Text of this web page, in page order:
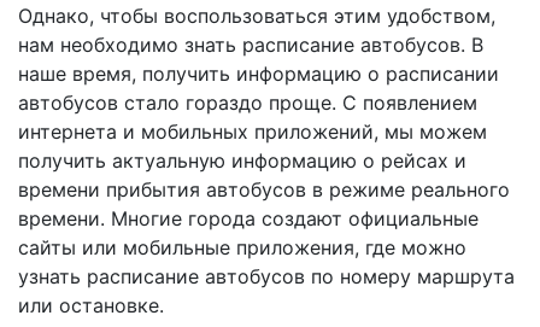
Однако, чтобы воспользоваться этим удобством,
нам необходимо знать расписание автобусов. В
наше время, получить информацию о расписании
автобусов стало гораздо проще. С появлением
интернета и мобильных приложений, мы можем
получить актуальную информацию о рейсах и
времени прибытия автобусов в режиме реального
времени. Многие города создают официальные
сайты или мобильные приложения, где можно
узнать расписание автобусов по номеру маршрута
или остановке.